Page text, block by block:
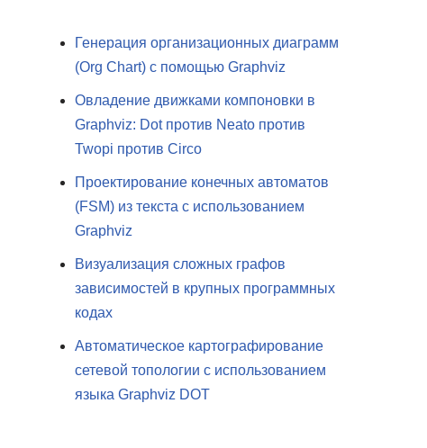
Генерация организационных диаграмм
(Org Chart) с помощью Graphviz
Овладение движками компоновки в
Graphviz: Dot против Neato против
Twopi против Circo
Проектирование конечных автоматов
(FSM) из текста с использованием
Graphviz
Визуализация сложных графов
зависимостей в крупных программных
кодах
Автоматическое картографирование
сетевой топологии с использованием
языка Graphviz DOT